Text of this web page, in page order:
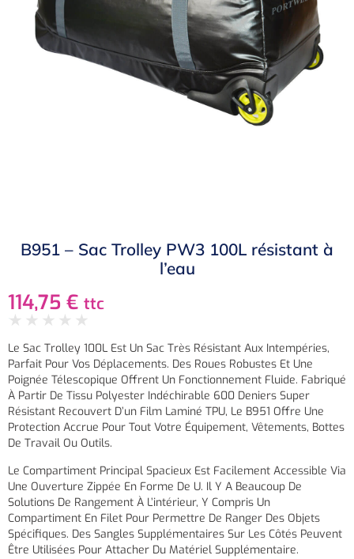
B951 – Sac Trolley PW3 100L résistant à
l’eau
114,75 € ttc
★ ★ ★ ★ ★
Le Sac Trolley 100L Est Un Sac Très Résistant Aux Intempéries,
Parfait Pour Vos Déplacements. Des Roues Robustes Et Une
Poignée Télescopique Offrent Un Fonctionnement Fluide. Fabriqué
À Partir De Tissu Polyester Indéchirable 600 Deniers Super
Résistant Recouvert D’un Film Laminé TPU, Le B951 Offre Une
Protection Accrue Pour Tout Votre Équipement, Vêtements, Bottes
De Travail Ou Outils.
Le Compartiment Principal Spacieux Est Facilement Accessible Via
Une Ouverture Zippée En Forme De U. Il Y A Beaucoup De
Solutions De Rangement À L’intérieur, Y Compris Un
Compartiment En Filet Pour Permettre De Ranger Des Objets
Spécifiques. Des Sangles Supplémentaires Sur Les Côtés Peuvent
Être Utilisées Pour Attacher Du Matériel Supplémentaire.